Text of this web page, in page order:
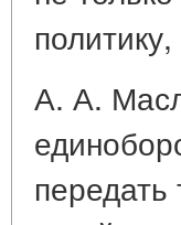
А. А.
передать